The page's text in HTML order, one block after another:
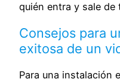
quién entra y sale de
Consejos para
exitosa de un
Para una instalación